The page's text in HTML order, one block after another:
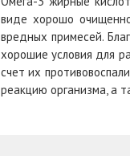
виде хорошо
вредных примесей.
хорошие условия для
счет их
реакцию организма, а